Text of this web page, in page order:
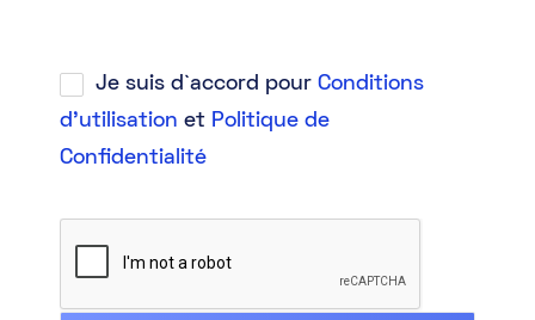
Je suis d`accord pour Conditions
d'utilisation et Politique de
Confidentialité